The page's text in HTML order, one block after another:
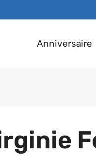
Anniversaire